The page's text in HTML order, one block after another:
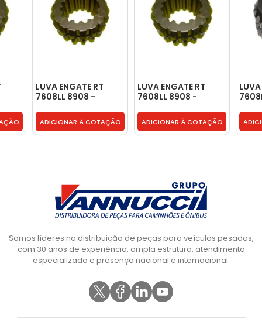
LUVA ENGATE RT
7608LL 8908 -
ADICIONAR À COTAÇÃO
LUVA ENGATE RT
7608LL 8908 -
ADICIONAR À COTAÇÃO
Somos líderes na distribuição de peças para veículos pesados,
com 30 anos de experiência, ampla estrutura, atendimento
especializado e presença nacional e internacional.